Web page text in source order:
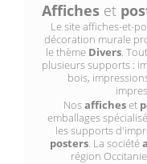
Affiches et
Le site affiches-et-
décoration murale
le thème Divers.
plusieurs supports :
bois,
Nosafficheset
emballages
les supports
posters. La société
région